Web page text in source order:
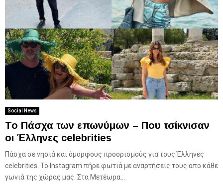
Social News
Το Πάσχα των επωνύμων – Που τσίκνισαν
οι Έλληνες celebrities
Πάσχα σε νησιά και όμορφους προορισμούς για τους Έλληνες
celebrities. Το Instagram πήρε φωτιά με αναρτήσεις τους απο κάθε
γωνιά της χώρας μας. Στα Μετέωρα...